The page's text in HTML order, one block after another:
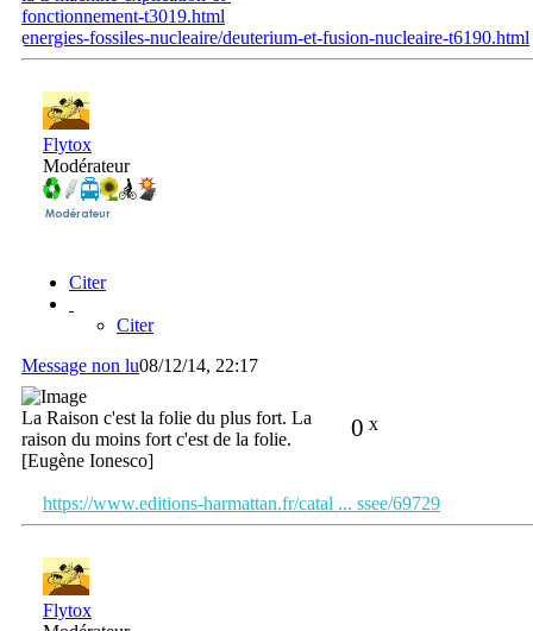
fonctionnement-t3019.html
energies-fossiles-nucleaire/deuterium-et-fusion-nucleaire-t6190.html
Flytox
Modérateur
Citer
Citer
Message non lu08/12/14, 22:17
0 x
La Raison c'est la folie du plus fort. La
raison du moins fort c'est de la folie.
[Eugène Ionesco]
https://www.editions-harmattan.fr/catal ... ssee/69729
Flytox